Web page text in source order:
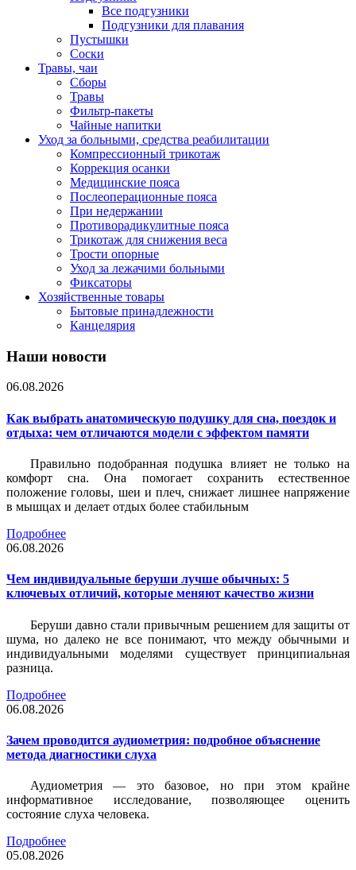
Все подгузники
Подгузники для плавания
Пустышки
Соски
Травы, чаи
Сборы
Травы
Фильтр-пакеты
Чайные напитки
Уход за больными, средства реабилитации
Компрессионный трикотаж
Коррекция осанки
Медицинские пояса
Послеоперационные пояса
При недержании
Противорадикулитные пояса
Трикотаж для снижения веса
Трости опорные
Уход за лежачими больными
Фиксаторы
Хозяйственные товары
Бытовые принадлежности
Канцелярия
Наши новости
06.08.2026
Как выбрать анатомическую подушку для сна, поездок и
отдыха: чем отличаются модели с эффектом памяти
Правильно подобранная подушка влияет не только на
комфорт сна. Она помогает сохранить естественное
положение головы, шеи и плеч, снижает лишнее напряжение
в мышцах и делает отдых более стабильным
Подробнее
06.08.2026
Чем индивидуальные беруши лучше обычных: 5
ключевых отличий, которые меняют качество жизни
Беруши давно стали привычным решением для защиты от
шума, но далеко не все понимают, что между обычными и
индивидуальными моделями существует принципиальная
разница.
Подробнее
06.08.2026
Зачем проводится аудиометрия: подробное объяснение
метода диагностики слуха
Аудиометрия — это базовое, но при этом крайне
информативное исследование, позволяющее оценить
состояние слуха человека.
Подробнее
05.08.2026